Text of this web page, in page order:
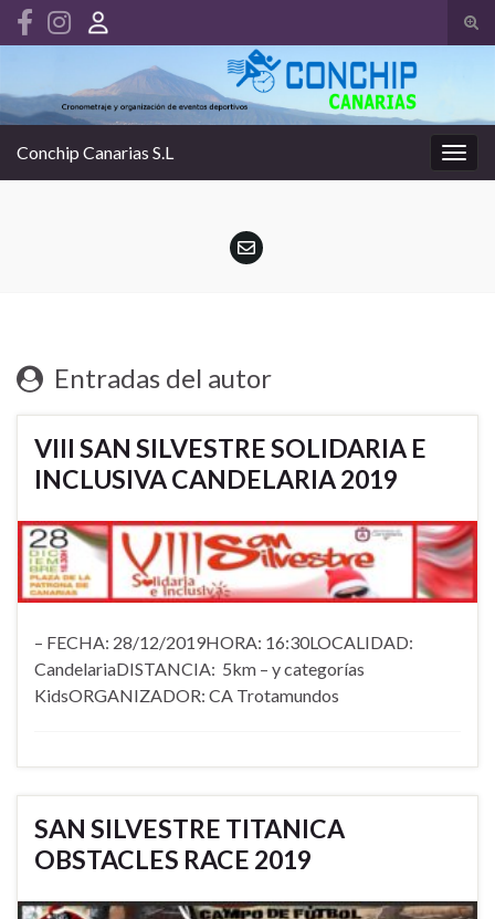
el
Search for:
la
Conchip Canarias S.L
Entradas del autor
VIII SAN SILVESTRE SOLIDARIA E
INCLUSIVA CANDELARIA 2019
– FECHA: 28/12/2019HORA: 16:30LOCALIDAD:
CandelariaDISTANCIA: 5km – y categorías
KidsORGANIZADOR: CA Trotamundos
SAN SILVESTRE TITANICA
OBSTACLES RACE 2019